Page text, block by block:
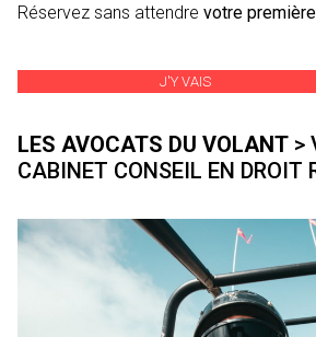
Réservez sans attendre votre
J'Y VAIS
LES AVOCATS DU VOLANT >
CABINET CONSEIL EN DROIT